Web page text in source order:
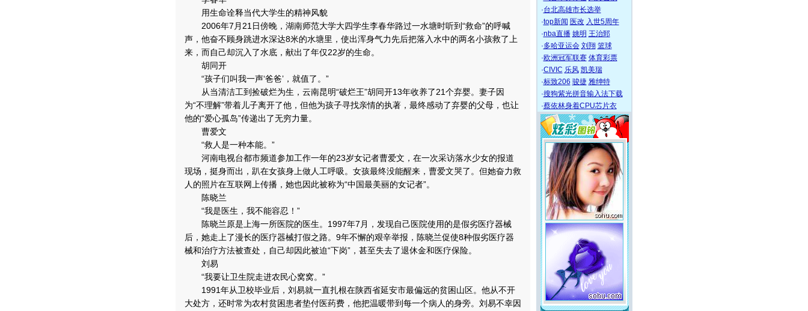
用生命诠释当代大学生的精神风貌
2006年7月21日傍晚，湖南师范大学大四学生李春华路过一水塘时听到“救命”的呼喊
声，他奋不顾身跳进水深达8米的水塘里，使出浑身气力先后把落入水中的两名小孩救了上
来，而自己却沉入了水底，献出了年仅22岁的生命。
胡同开
“孩子们叫我一声‘爸爸’，就值了。”
从当清洁工到捡破烂为生，云南昆明“破烂王”胡同开13年收养了21个弃婴。妻子因
为“不理解”带着儿子离开了他，但他为孩子寻找亲情的执著，最终感动了弃婴的父母，也让
他的“爱心孤岛”传递出了无穷力量。
曹爱文
“救人是一种本能。”
河南电视台都市频道参加工作一年的23岁女记者曹爱文，在一次采访落水少女的报道
现场，挺身而出，趴在女孩身上做人工呼吸。女孩最终没能醒来，曹爱文哭了。但她奋力救
人的照片在互联网上传播，她也因此被称为“中国最美丽的女记者”。
陈晓兰
“我是医生，我不能容忍！”
陈晓兰原是上海一所医院的医生。1997年7月，发现自己医院使用的是假劣医疗器械
后，她走上了漫长的医疗器械打假之路。9年不懈的艰辛举报，陈晓兰促使8种假劣医疗器
械和治疗方法被查处，自己却因此被迫“下岗”，甚至失去了退休金和医疗保险。
刘易
“我要让卫生院走进农民心窝窝。”
1991年从卫校毕业后，刘易就一直扎根在陕西省延安市最偏远的贫困山区。他从不开
大处方，还时常为农村贫困患者垫付医药费，他把温暖带到每一个病人的身旁。刘易不幸因
·台北高雄市长选举
·top新闻 医改 入世5周年
·nba直播 姚明 王治郅
·多哈亚运会 刘翔 篮球
·欧洲冠军联赛 体育彩票
·CIVIC 乐风 凯美瑞
·标致206 骏捷 雅绅特
·搜狗紫光拼音输入法下载
·蔡依林身着CPU芯片衣